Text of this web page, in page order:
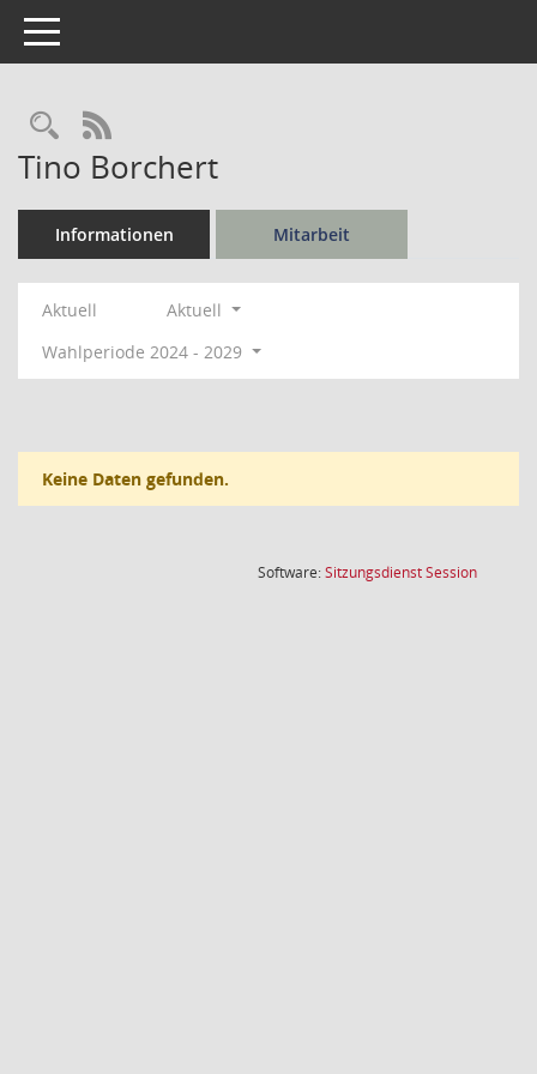
Toggle navigation
Rechercheauswahl
RSS-Feed
Tino Borchert
Informationen Mitarbeit
Aktuell
Aktuell
Wahlperiode 2024 - 2029
Keine Daten gefunden.
Software:SitzungsdienstSession(Wird in